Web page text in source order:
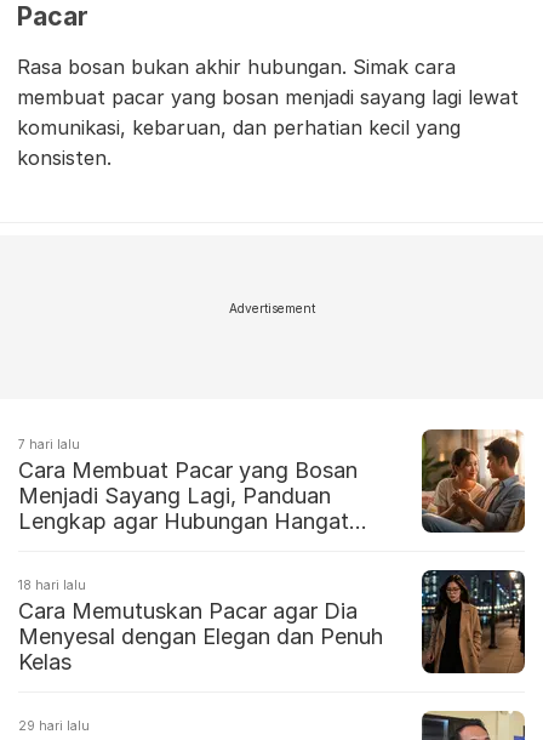
Pacar
Rasa bosan bukan akhir hubungan. Simak cara
membuat pacar yang bosan menjadi sayang lagi lewat
komunikasi, kebaruan, dan perhatian kecil yang
konsisten.
Advertisement
7 hari lalu
Cara Membuat Pacar yang Bosan
Menjadi Sayang Lagi, Panduan
Lengkap agar Hubungan Hangat
18 hari lalu
Cara Memutuskan Pacar agar Dia
Menyesal dengan Elegan dan Penuh
Kelas
29 hari lalu